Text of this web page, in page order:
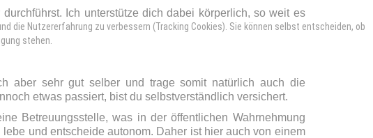
Ich unterstütze dich dabei körperlich, so weit es
aber sehr gut selber und trage somit natürlich auch die
etwas passiert, bist du selbstverständlich versichert.
Betreuungsstelle, was in der öffentlichen Wahrnehmung
und entscheide autonom. Daher ist hier auch von einem
die Nutzererfahrung zu verbessern (Tracking Cookies). Sie können selbst entscheiden, ob
stehen.